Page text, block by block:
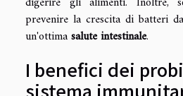
prevenire la crescita di batteri
un'ottimasalute intestinale.
I benefici dei
sistema